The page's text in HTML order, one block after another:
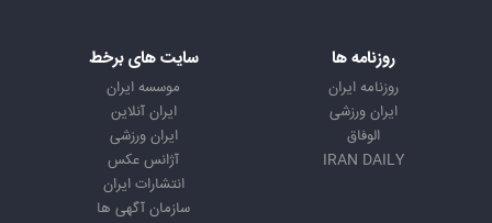
روزنامه ها
روزنامه ایران
ایران ورزشی
الوفاق
IRAN DAILY
سایت های برخط
موسسه ایران
ایران آنلاین
ایران ورزشی
آژانس عکس
انتشارات ایران
سازمان آگهی ها